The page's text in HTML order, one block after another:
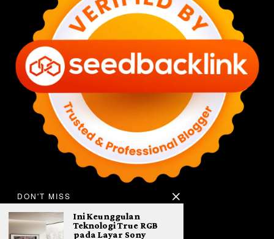
DON'T MISS
Ini Keunggulan
Teknologi True RGB
pada Layar Sony